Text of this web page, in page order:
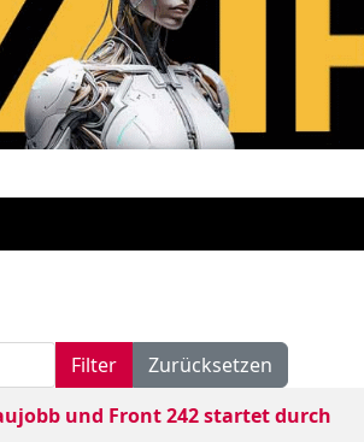
Filter Zurücksetzen
und Front 242 startet durch